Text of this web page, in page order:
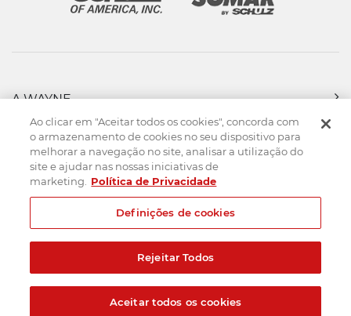
A WAYNE
PRODUTOS
FORÇA DE VENDAS
ASSISTÊNCIA TÉCNICA
DOWNLOADS
CONTATO
Mapa do Site Termos de uso Política de privacidade
Created by
Ao clicar em "Aceitar todos os cookies", concorda com
o armazenamento de cookies no seu dispositivo para
melhorar a navegação no site, analisar a utilização do
site e ajudar nas nossas iniciativas de
marketing.
Política de Privacidade
Definições de cookies
Rejeitar Todos
Aceitar todos os cookies